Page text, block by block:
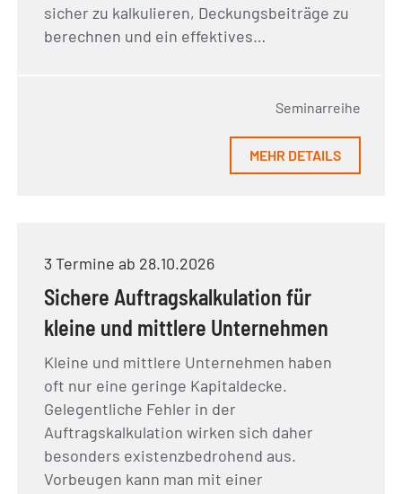
sicher zu kalkulieren, Deckungsbeiträge zu
berechnen und ein effektives…
Seminarreihe
MEHR DETAILS
3 Termine ab 28.10.2026
Sichere Auftragskalkulation für
kleine und mittlere Unternehmen
Kleine und mittlere Unternehmen haben
oft nur eine geringe Kapitaldecke.
Gelegentliche Fehler in der
Auftragskalkulation wirken sich daher
besonders existenzbedrohend aus.
Vorbeugen kann man mit einer